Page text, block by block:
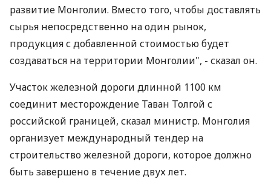
развитие Монголии. Вместо того, чтобы доставлять
сырья непосредственно на один рынок,
продукция с добавленной стоимостью будет
создаваться на территории Монголии", - сказал он.
Участок железной дороги длинной 1100 км
соединит месторождение Таван Толгой с
российской границей, сказал министр. Монголия
организует международный тендер на
строительство железной дороги, которое должно
быть завершено в течение двух лет.